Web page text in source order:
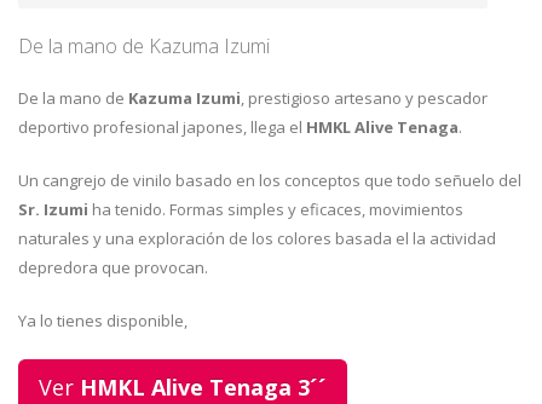
De la mano de Kazuma Izumi
De la mano de Kazuma Izumi, prestigioso artesano y pescador
deportivo profesional japones, llega el HMKL Alive Tenaga.
Un cangrejo de vinilo basado en los conceptos que todo señuelo del
Sr. Izumi ha tenido. Formas simples y eficaces, movimientos
naturales y una exploración de los colores basada el la actividad
depredora que provocan.
Ya lo tienes disponible,
Ver HMKL Alive Tenaga 3´´